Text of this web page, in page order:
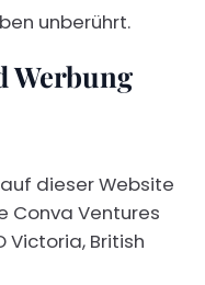
unberührt.
Werbung
dieser Website
Conva Ventures
Victoria, British